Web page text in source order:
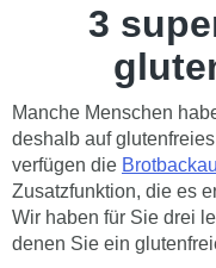
3 super Rezepte für
Manche Menschen
deshalb auf
verfügen die
Zusatzfunktion, die es
Wir haben für Sie drei
denen Sie ein